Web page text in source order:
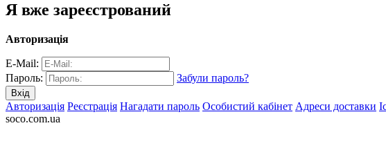
Я вже зареєстрований
Авторизація
E-Mail:
Пароль:
Забули пароль?
Авторизація Реєстрація Нагадати пароль Особистий кабінет Адреси доставки
soco.com.ua